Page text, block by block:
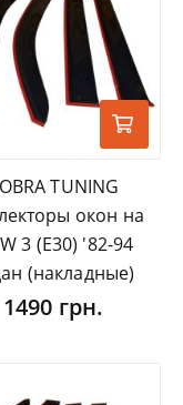
TUNING
окон на
3 (E30) '82-94
(накладные)
1490 грн.